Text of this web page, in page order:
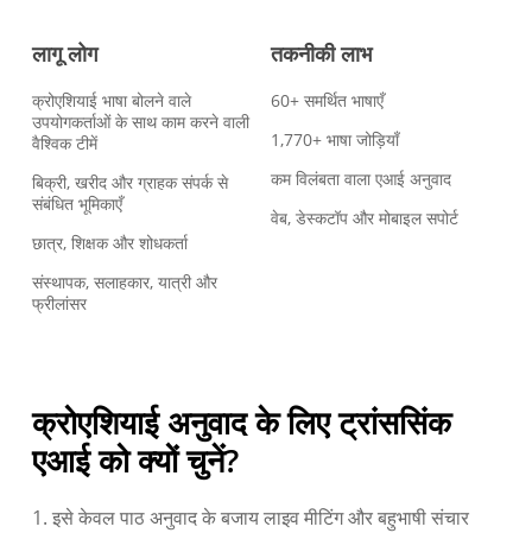
लागू लोग
क्रोएशियाई भाषा बोलने वाले
उपयोगकर्ताओं के साथ काम करने वाली
वैश्विक टीमें
बिक्री, खरीद और ग्राहक संपर्क से
संबंधित भूमिकाएँ
छात्र, शिक्षक और शोधकर्ता
संस्थापक, सलाहकार, यात्री और
फ्रीलांसर
तकनीकी लाभ
60+ समर्थित भाषाएँ
1,770+ भाषा जोड़ियाँ
कम विलंबता वाला एआई अनुवाद
वेब, डेस्कटॉप और मोबाइल सपोर्ट
क्रोएशियाई अनुवाद के लिए ट्रांससिंक
एआई को क्यों चुनें?
1. इसे केवल पाठ अनुवाद के बजाय लाइव मीटिंग और बहुभाषी संचार